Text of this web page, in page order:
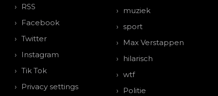
RSS
Facebook
Twitter
Instagram
Tik Tok
Privacy settings
muziek
sport
Max Verstappen
hilarisch
wtf
Politie